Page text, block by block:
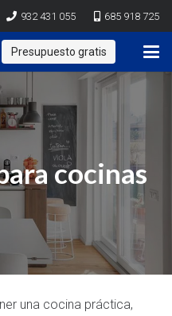
932 431 055 685 918 725
Presupuesto gratis
cocinas
una cocina práctica,